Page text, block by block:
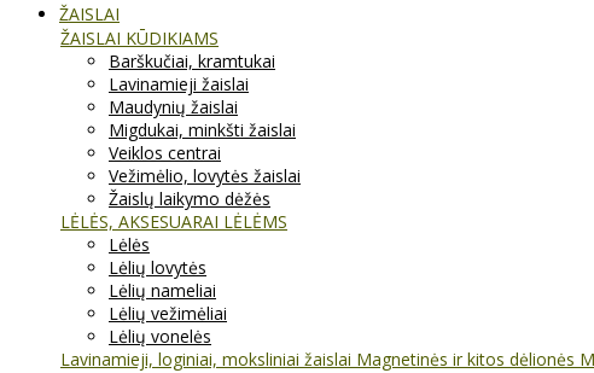
ŽAISLAI
ŽAISLAI KŪDIKIAMS
Barškučiai, kramtukai
Lavinamieji žaislai
Maudynių žaislai
Migdukai, minkšti žaislai
Veiklos centrai
Vežimėlio, lovytės žaislai
Žaislų laikymo dėžės
LĖLĖS, AKSESUARAI LĖLĖMS
Lėlės
Lėlių lovytės
Lėlių nameliai
Lėlių vežimėliai
Lėlių vonelės
Lavinamieji, loginiai, moksliniai žaislai Magnetinės ir kitos dėlionės